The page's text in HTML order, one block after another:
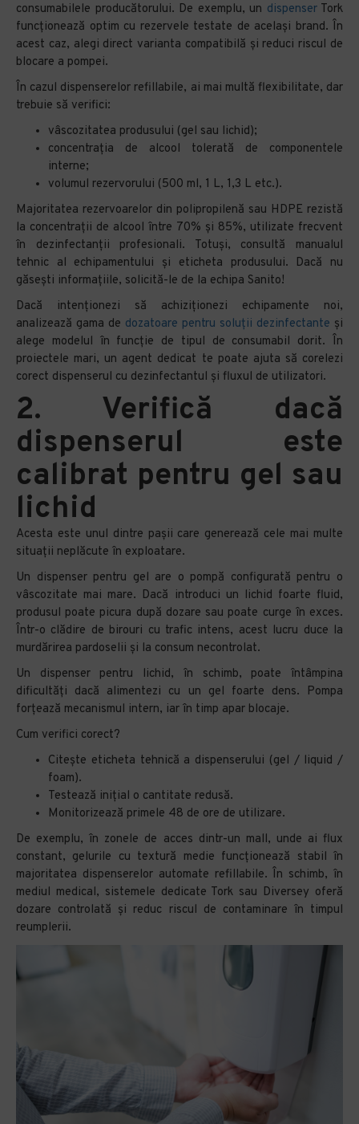
consumabilele producătorului. De exemplu, un dispenserTork
funcționează optim cu rezervele testate de același brand. În
acest caz, alegi direct varianta compatibilă și reduci riscul de
blocare a pompei.
În cazul dispenserelor refillabile, ai mai multă flexibilitate, dar
trebuie să verifici:
vâscozitatea produsului (gel sau lichid);
concentrația de alcool tolerată de componentele
interne;
volumul rezervorului (500 ml, 1 L, 1,3 L etc.).
Majoritatea rezervoarelor din polipropilenă sau HDPE rezistă
la concentrații de alcool între 70% și 85%, utilizate frecvent
în dezinfectanții profesionali. Totuși, consultă manualul
tehnic al echipamentului și eticheta produsului. Dacă nu
găsești informațiile, solicită-le de la echipa Sanito!
Dacă intenționezi să achiziționezi echipamente noi,
analizează gama de dozatoare pentru soluții dezinfectante și
alege modelul în funcție de tipul de consumabil dorit. În
proiectele mari, un agent dedicat te poate ajuta să corelezi
corect dispenserul cu dezinfectantul și fluxul de utilizatori.
2. Verifică dacă
dispenserul este
calibrat pentru gel sau
lichid
Acesta este unul dintre pașii care generează cele mai multe
situații neplăcute în exploatare.
Un dispenser pentru gel are o pompă configurată pentru o
vâscozitate mai mare. Dacă introduci un lichid foarte fluid,
produsul poate picura după dozare sau poate curge în exces.
Într-o clădire de birouri cu trafic intens, acest lucru duce la
murdărirea pardoselii și la consum necontrolat.
Un dispenser pentru lichid, în schimb, poate întâmpina
dificultăți dacă alimentezi cu un gel foarte dens. Pompa
forțează mecanismul intern, iar în timp apar blocaje.
Cum verifici corect?
Citește eticheta tehnică a dispenserului (gel / liquid /
foam).
Testează inițial o cantitate redusă.
Monitorizează primele 48 de ore de utilizare.
De exemplu, în zonele de acces dintr-un mall, unde ai flux
constant, gelurile cu textură medie funcționează stabil în
majoritatea dispenserelor automate refillabile. În schimb, în
mediul medical, sistemele dedicate Tork sau Diversey oferă
dozare controlată și reduc riscul de contaminare în timpul
reumplerii.